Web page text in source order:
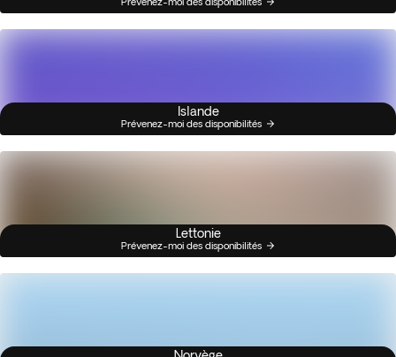
Islande
Prévenez-moi des disponibilités
Lettonie
Prévenez-moi des disponibilités